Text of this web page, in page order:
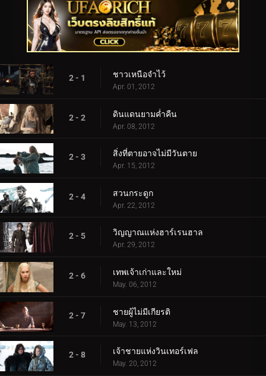
2 - 1 ชาวเหนือจำไว้
Apr. 01, 2012
2 - 2 ดินแดนยามค่ำคืน
Apr. 08, 2012
2 - 3 สิ่งที่ตายอาจไม่มีวันตาย
Apr. 15, 2012
2 - 4 สวนกระดูก
Apr. 22, 2012
2 - 5 วิญญาณแห่งฮาร์เรนฮาล
Apr. 29, 2012
2 - 6 เทพเจ้าเก่าและใหม่
May. 06, 2012
2 - 7 ชายผู้ไม่มีเกียรติ
May. 13, 2012
2 - 8 เจ้าชายแห่งวินเทอร์เฟล
May. 20, 2012